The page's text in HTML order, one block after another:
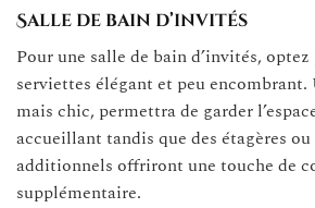
Salle de bain d’invités
Pour une salle de bain d’invités,
serviettes élégant et peu
mais chic, permettra de garder
accueillant tandis que des étagères
additionnels offriront une touche de
supplémentaire.